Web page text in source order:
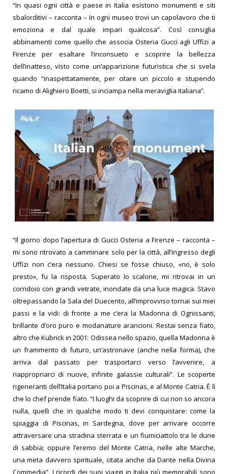
“In quasi ogni città e paese in Italia esistono monumenti e siti
sbalorditivi – racconta – In ogni museo trovi un capolavoro che ti
emoziona e dal quale impari qualcosa”. Così consiglia
abbinamenti come quello che associa Osteria Gucci agli Uffizi a
Firenze per esaltare l’inconsueto e scoprire la bellezza
dell’inatteso, visto come un’apparizione futuristica che si svela
quando “inaspettatamente, per citare un piccolo e stupendo
ricamo di Alighiero Boetti, si inciampa nella meraviglia italiana”.
“Il giorno dopo l’apertura di Gucci Osteria a Firenze – racconta –
mi sono ritrovato a camminare solo per la città, all’ingresso degli
Uffizi non c’era nessuno. Chiesi se fosse chiuso, «no, è solo
presto», fu la risposta. Superato lo scalone, mi ritrovai in un
corridoio con grandi vetrate, inondate da una luce magica. Stavo
oltrepassando la Sala del Duecento, all’improvviso tornai sui miei
passi e la vidi: di fronte a me c’era la Madonna di Ognissanti,
brillante d’oro puro e modanature arancioni. Restai senza fiato,
altro che Kubrick in 2001: Odissea nello spazio, quella Madonna è
un frammento di futuro, un’astronave (anche nella forma), che
arriva dal passato per trasportarci verso l’avvenire, a
riappropriarci di nuove, infinite galassie culturali”. Le scoperte
rigeneranti dell’Italia portano poi a Piscinas, e al Monte Catria. È lì
che lo chef prende fiato. “I luoghi da scoprire di cui non so ancora
nulla, quelli che in qualche modo ti devi conquistare: come la
spiaggia di Piscinas, in Sardegna, dove per arrivare occorre
attraversare una stradina sterrata e un fiumiciattolo tra le dune
di sabbia; oppure l’eremo del Monte Catria, nelle alte Marche,
una meta davvero spirituale, citata anche da Dante nella Divina
Commedia”. I ricordi dei suoi viaggi in Italia più memorabili sono